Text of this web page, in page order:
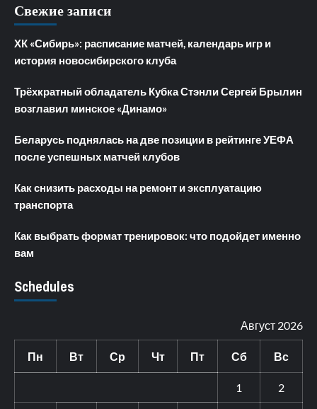
Свежие записи
ХК «Сибирь»: расписание матчей, календарь игр и
история новосибирского клуба
Трёхкратный обладатель Кубка Стэнли Сергей Брылин
возглавил минское «Динамо»
Беларусь поднялась на две позиции в рейтинге УЕФА
после успешных матчей клубов
Как снизить расходы на ремонт и эксплуатацию
транспорта
Как выбрать формат тренировок: что подойдет именно
вам
Schedules
Август 2026
Пн Вт Ср Чт Пт Сб Вс
1 2